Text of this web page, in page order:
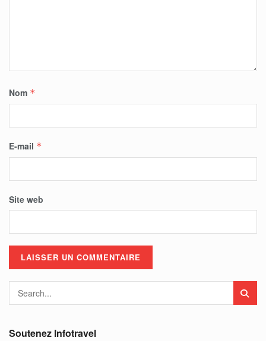
Nom *
E-mail *
Site web
Soutenez Infotravel